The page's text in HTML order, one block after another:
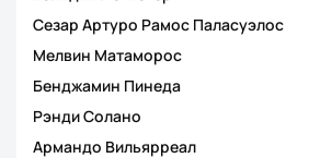
Сезар Артуро Рамос Паласуэлос
Мелвин Матаморос
Бенджамин Пинеда
Рэнди Солано
Армандо Вильярреал